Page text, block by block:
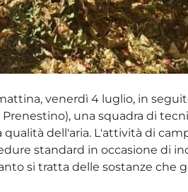
venerdì 4 luglio, in
una squadra di
dell'aria. L'attività di
standard in occasione di
si tratta delle sostanze che